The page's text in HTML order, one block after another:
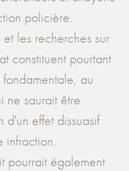
policière.
les recherches sur
constituent pourtant
au
saurait être
d'un effet dissuasif
infraction.
pourrait également